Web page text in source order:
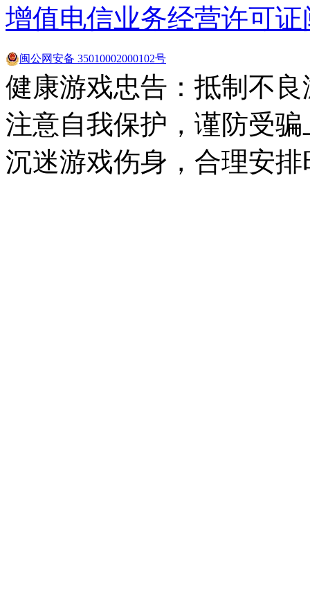
增值电信业务经营许可证
闽公网安备 35010002000102号
健康游戏忠告：抵制不
注意自我保护，谨防受
沉迷游戏伤身，合理安